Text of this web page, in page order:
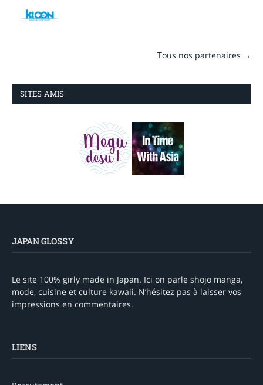
Tous nos partenaires →
SITES AMIS
JAPAN GLOSSY
Le site 100% girly made in Japan. Ici on parle shojo manga,
mode, cuisine et culture kawaii. N’hésitez pas à laisser vos
impressions en commentaires.
LIENS